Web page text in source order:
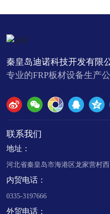
秦皇岛迪诺科技开发有限
专业的FRP板材设备生产公
联系我们
地址：
河北省秦皇岛市海港区龙家营村西
内贸电话：
0335-3197666
外贸电话：